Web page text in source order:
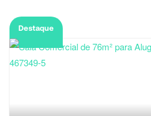
Destaque